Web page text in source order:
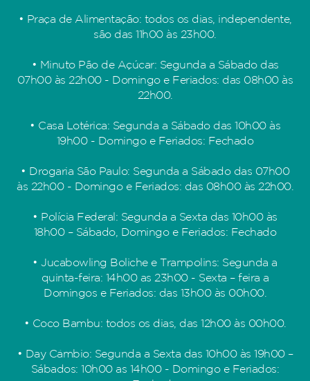
• Praça de Alimentação: todos os dias, independente,
são das 11h00 às 23h00.
• Minuto Pão de Açúcar: Segunda a Sábado das
07h00 às 22h00 - Domingo e Feriados: das 08h00 às
22h00.
• Casa Lotérica: Segunda a Sábado das 10h00 às
19h00 - Domingo e Feriados: Fechado
• Drogaria São Paulo: Segunda a Sábado das 07h00
às 22h00 - Domingo e Feriados: das 08h00 às 22h00.
• Polícia Federal: Segunda a Sexta das 10h00 às
18h00 – Sábado, Domingo e Feriados: Fechado
• Jucabowling Boliche e Trampolins: Segunda a
quinta-feira: 14h00 as 23h00 - Sexta – feira a
Domingos e Feriados: das 13h00 às 00h00.
• Coco Bambu: todos os dias, das 12h00 às 00h00.
• Day Câmbio: Segunda a Sexta das 10h00 às 19h00 –
Sábados: 10h00 as 14h00 - Domingo e Feriados: